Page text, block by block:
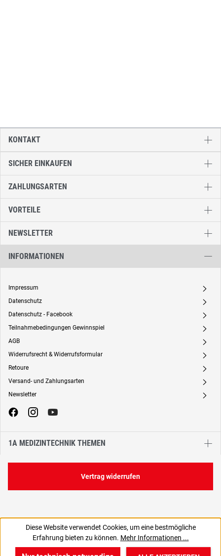
226,19 €
SICHER EINKAUFEN
ZAHLUNGSARTEN
VORTEILE
NEWSLETTER
INFORMATIONEN
Impressum A
Datenschutz A
Datenschutz - Facebook A
Teilnahmebedingungen Gewinnspiel A
AGB A
Widerrufsrecht & Widerrufsformular A
Retoure A
Versand- und Zahlungsarten A
Newsletter A
1A MEDIZINTECHNIK THEMEN
KONTAKT
Vertrag widerrufen
Diese Website verwendet Cookies, um eine bestmögliche
Erfahrung bieten zu können. Mehr Informationen ...